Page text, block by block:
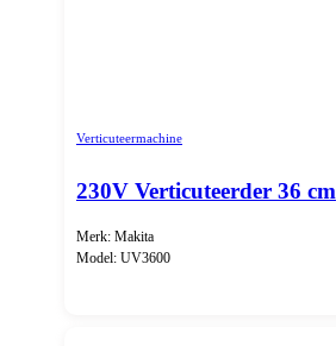
Verticuteermachine
230V Verticuteerder 36 cm
Merk: Makita
Model: UV3600